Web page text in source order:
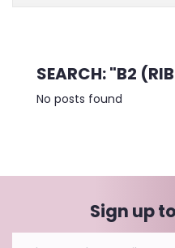
SEARCH: "B2
No posts found
Sign up